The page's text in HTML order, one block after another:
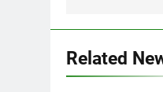
Related